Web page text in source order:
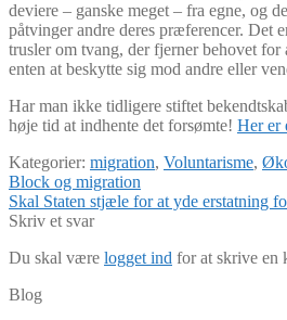
deviere – ganske meget – fra egne, og
påtvinger andre deres præferencer. Det
trusler om tvang, der fjerner behovet for
enten at beskytte sig mod andre eller
Har man ikke tidligere stiftet
høje tid at indhente det forsømte! Her er
Kategorier: migration, Voluntarisme,
Indlægsnavigation
Forrige
indlæg:
Block og migration
Næste
indlæg:
Skal Staten stjæle for at yde erstatning
Skriv et svar
Du skal være logget ind for at skrive en
Blog